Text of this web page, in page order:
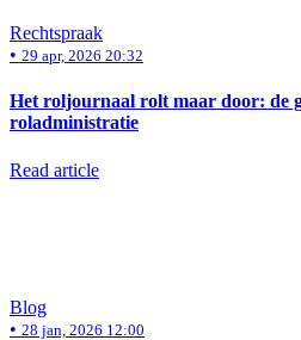
Rechtspraak
• 29 apr, 2026 20:32
Het roljournaal rolt maar door: de
roladministratie
Read article
Blog
• 28 jan, 2026 12:00